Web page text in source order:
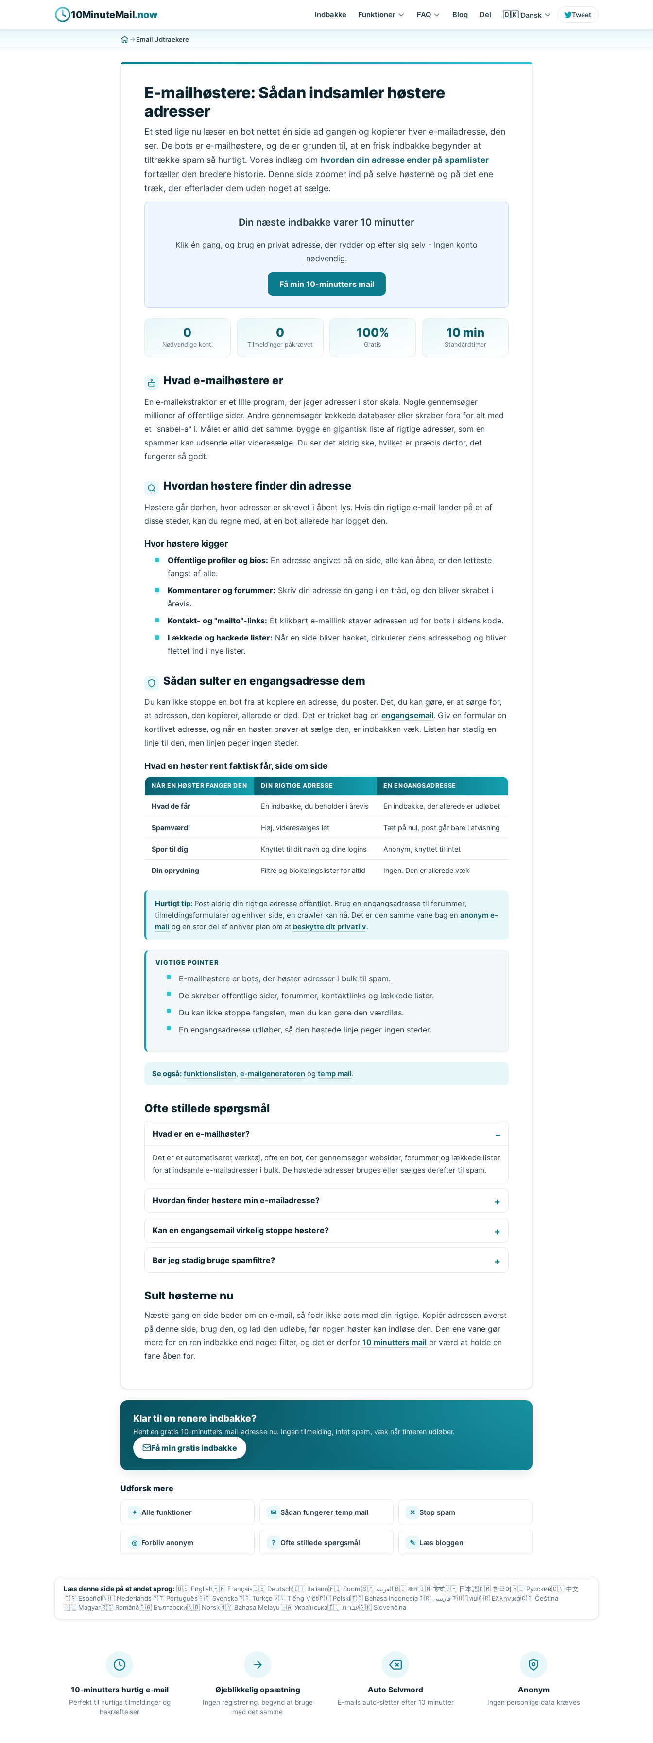
10MinuteMail.now Indbakke Funktioner FAQ Blog Del 🇩🇰 Dansk Tweet
Email Udtraekere
E-mailhøstere: Sådan indsamler høstere
adresser
Et sted lige nu læser en bot nettet én side ad gangen og kopierer hver e-mailadresse, den
ser. De bots er e-mailhøstere, og de er grunden til, at en frisk indbakke begynder at
tiltrække spam så hurtigt. Vores indlæg om hvordan din adresse ender på spamlister
fortæller den bredere historie. Denne side zoomer ind på selve høsterne og på det ene
træk, der efterlader dem uden noget at sælge.
Din næste indbakke varer 10 minutter
Klik én gang, og brug en privat adresse, der rydder op efter sig selv - Ingen konto
nødvendig.
Få min 10-minutters mail
Din 10 minutters mailadresse:
Kopier QR
Næste opdatering om 15sekunder
Afsender Emne Handling
0
Nødvendige konti
0
Tilmeldinger påkrævet
100%
Gratis
10 min
Standardtimer
Hvad e-mailhøstere er
En e-mailekstraktor er et lille program, der jager adresser i stor skala. Nogle gennemsøger
millioner af offentlige sider. Andre gennemsøger lækkede databaser eller skraber fora for alt med
et "snabel-a" i. Målet er altid det samme: bygge en gigantisk liste af rigtige adresser, som en
spammer kan udsende eller videresælge. Du ser det aldrig ske, hvilket er præcis derfor, det
fungerer så godt.
Hvordan høstere finder din adresse
Høstere går derhen, hvor adresser er skrevet i åbent lys. Hvis din rigtige e-mail lander på et af
disse steder, kan du regne med, at en bot allerede har logget den.
Hvor høstere kigger
Offentlige profiler og bios: En adresse angivet på en side, alle kan åbne, er den letteste
fangst af alle.
Kommentarer og forummer: Skriv din adresse én gang i en tråd, og den bliver skrabet i
årevis.
Kontakt- og "mailto"-links: Et klikbart e-maillink staver adressen ud for bots i sidens kode.
Lækkede og hackede lister: Når en side bliver hacket, cirkulerer dens adressebog og bliver
flettet ind i nye lister.
Sådan sulter en engangsadresse dem
Du kan ikke stoppe en bot fra at kopiere en adresse, du poster. Det, du kan gøre, er at sørge for,
at adressen, den kopierer, allerede er død. Det er tricket bag en engangsemail. Giv en formular en
kortlivet adresse, og når en høster prøver at sælge den, er indbakken væk. Listen har stadig en
linje til den, men linjen peger ingen steder.
Hvad en høster rent faktisk får, side om side
NÅR EN HØSTER FANGER DEN DIN RIGTIGE ADRESSE EN ENGANGSADRESSE
Hvad de får En indbakke, du beholder i årevis En indbakke, der allerede er udløbet
Spamværdi Høj, videresælges let Tæt på nul, post går bare i afvisning
Spor til dig Knyttet til dit navn og dine logins Anonym, knyttet til intet
Din oprydning Filtre og blokeringslister for altid Ingen. Den er allerede væk
Hurtigt tip:Post aldrig din rigtige adresse offentligt. Brug en engangsadresse til forummer,
tilmeldingsformularer og enhver side, en crawler kan nå. Det er den samme vane bag en anonym e-
mail og en stor del af enhver plan om at beskytte dit privatliv.
VIGTIGE POINTER
E-mailhøstere er bots, der høster adresser i bulk til spam.
De skraber offentlige sider, forummer, kontaktlinks og lækkede lister.
Du kan ikke stoppe fangsten, men du kan gøre den værdiløs.
En engangsadresse udløber, så den høstede linje peger ingen steder.
Se også: funktionslisten, e-mailgeneratoren og temp mail.
Ofte stillede spørgsmål
Hvad er en e-mailhøster?
Det er et automatiseret værktøj, ofte en bot, der gennemsøger websider, forummer og lækkede lister
for at indsamle e-mailadresser i bulk. De høstede adresser bruges eller sælges derefter til spam.
Hvordan finder høstere min e-mailadresse?
Kan en engangsemail virkelig stoppe høstere?
Bør jeg stadig bruge spamfiltre?
Sult høsterne nu
Næste gang en side beder om en e-mail, så fodr ikke bots med din rigtige. Kopiér adressen øverst
på denne side, brug den, og lad den udløbe, før nogen høster kan indløse den. Den ene vane gør
mere for en ren indbakke end noget filter, og det er derfor 10 minutters mail er værd at holde en
fane åben for.
Klar til en renere indbakke?
Hent en gratis 10-minutters mail-adresse nu. Ingen tilmelding, intet spam, væk når timeren udløber.
Få min gratis indbakke
Udforsk mere
✦ Alle funktioner ✉ Sådan fungerer temp mail ✕ Stop spam
◎ Forbliv anonym ? Ofte stillede spørgsmål ✎ Læs bloggen
Læs denne side på et andet sprog: 🇺🇸 English🇫🇷 Français🇩🇪 Deutsch🇮🇹 Italiano🇫🇮 Suomi🇸🇦 العربية🇧🇩বাংলা🇮🇳हिन्दी🇯🇵 日本語🇰🇷 한국어🇷🇺 Русский🇨🇳中文
🇪🇸 Español🇳🇱 Nederlands🇵🇹 Português🇸🇪 Svenska🇹🇷 Türkçe🇻🇳 Tiếng Việt🇵🇱 Polski🇮🇩 Bahasa Indonesia🇮🇷 فارسی🇹🇭ไทย🇬🇷 Ελληνικά🇨🇿 Čeština
🇭🇺 Magyar🇷🇴 Română🇧🇬 Български🇳🇴 Norsk🇲🇾 Bahasa Melayu🇺🇦 Українська🇮🇱 עברית🇸🇰 Slovenčina
10-minutters hurtig e-mail
Perfekt til hurtige tilmeldinger og
bekræftelser
Øjeblikkelig opsætning
Ingen registrering, begynd at bruge
med det samme
Auto Selvmord
E-mails auto-sletter efter 10 minutter
Anonym
Ingen personlige data kræves